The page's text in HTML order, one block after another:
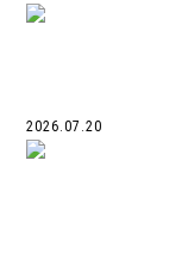
2026.07.20